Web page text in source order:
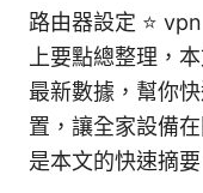
路由器設定 ⭐
上要點總整理，
最新數據，幫你
置，讓全家設備
是本文的快速摘